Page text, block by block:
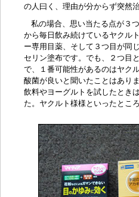
の人曰く、理由が分からず突然
私の場合、思い当たる点が３
から毎日飲み続けているヤクルト
ー専用 目薬、そして３つ目が同
セリン塗布です。でも、２つ目
で、１番可能性があるのはヤク
酸菌が良いと聞いたことはあり
飲料やヨーグルトを試したとき
た。ヤクルト様様といったとこ